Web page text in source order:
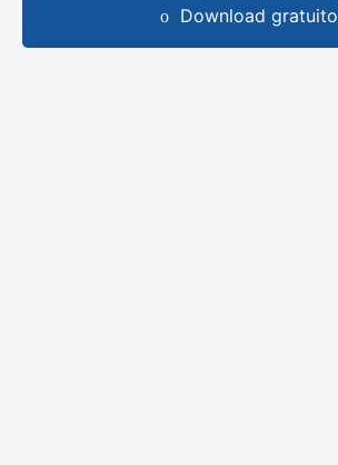
Download gratuito